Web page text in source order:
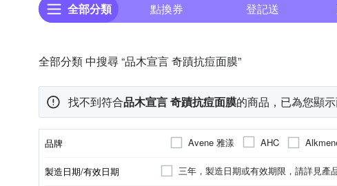
全部分類 點換券 登記送
全部分類 中搜尋 “品木宣言 奇蹟抗痘面膜”
找不到符合品木宣言 奇蹟抗痘面膜的商品，已為您顯示
品牌
品牌名稱
Avene 雅漾 AHC
CLARINS 克蘭詩
CLINIQUE
製造日期/有效日期 三年，製造日期或有效期限，請詳見產